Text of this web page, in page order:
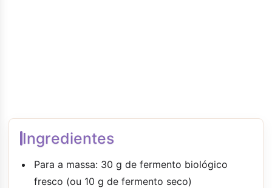
Ingredientes
Para a massa: 30 g de fermento biológico
fresco (ou 10 g de fermento seco)